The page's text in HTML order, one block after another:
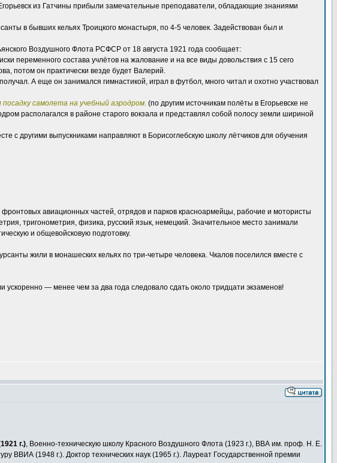
из Гатчины прибыли замечательные преподаватели, обладающие знаниями
в бывших кельях Троицкого монастыря, по 4-5 человек. Задействован был и
Воздушного Флота РСФСР от 18 августа 1921 года сообщает:
переменного состава учлётов на жалование и на все виды довольствия с 15 сего
потом он практически везде будет Валерий.
А еще он занимался гимнастикой, играл в футбол, много читал и охотно участвовал
самолета на учебный аэродром. (по другим источникам полёты в Егорьевске не
располагался в районе старого вокзала и представлял собой полосу земли шириной
с другими выпускниками направляют в Борисоглебскую школу лётчиков для обучения
авиационных частей, отрядов и парков красноармейцы, рабочие и мотористы
тригонометрия, физика, русский язык, немецкий. Значительное место занимали
и общевойсковую подготовку.
жили в монашеских кельях по три-четыре человека. Чкалов поселился вместе с
ускоренно — менее чем за два года следовало сдать около тридцати экзаменов!
г.), Военно-техническую школу Красного Воздушного Флота (1923 г.), ВВА им. проф. Н. Е.
ВВИА (1948 г.). Доктор технических наук (1965 г.). Лауреат Государственной премии